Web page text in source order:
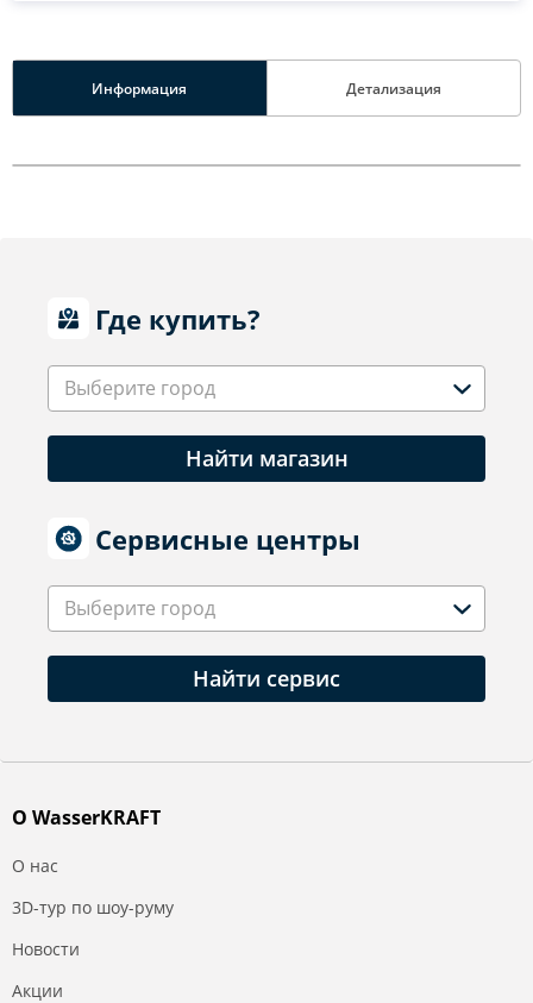
Информация Детализация
Где купить?
Выберите город
Найти магазин
Сервисные центры
Выберите город
Найти сервис
О WasserKRAFT
О нас
3D-тур по шоу-руму
Новости
Акции